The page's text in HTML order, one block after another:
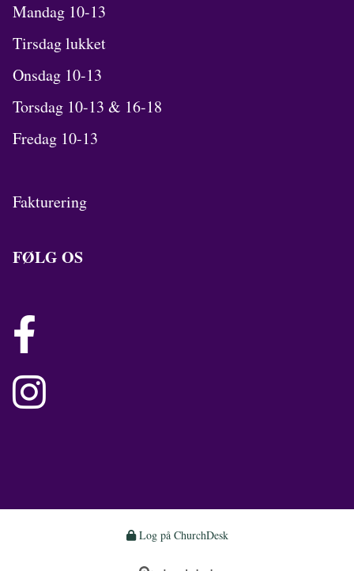
Mandag 10-13
Tirsdag lukket
Onsdag 10-13
Torsdag 10-13 & 16-18
Fredag 10-13
Fakturering
FØLG OS


Log på ChurchDesk